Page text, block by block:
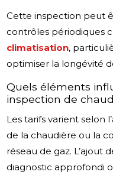
Cette inspection peut
contrôles périodiques
climatisation,
optimiser la longévité
Quels éléments
inspection de
Les tarifs varient selon
de la chaudière ou la
réseau de gaz. L’ajout
diagnostic approfondi